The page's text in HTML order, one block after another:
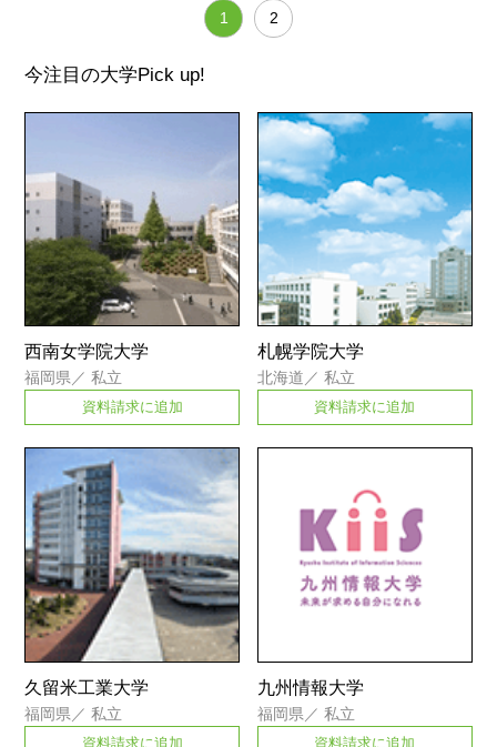
1 2
今注目の大学Pick up!
西南女学院大学
福岡県／私立
資料請求に追加
札幌学院大学
北海道／私立
資料請求に追加
久留米工業大学
福岡県 ／私立
資料請求に追加
九州情報大学
福岡県 ／私立
資料請求に追加